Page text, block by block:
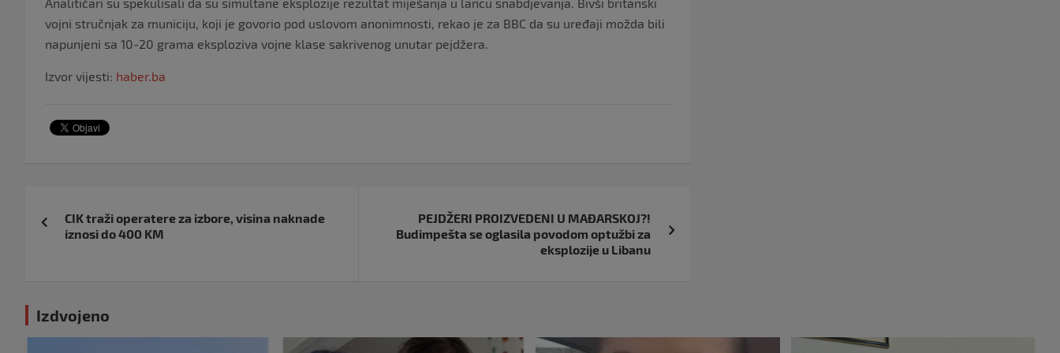
vojni stručnjak za municiju, koji je govorio pod uslovom anonimnosti, rekao je za BBC da su uređaji možda bili
napunjeni sa 10-20 grama eksploziva vojne klase sakrivenog unutar pejdžera.
Izvor vijesti: haber.ba
objava
CIK traži operatere za izbore, visina naknade
iznosi do 400 KM
PEJDŽERI PROIZVEDENI U MAĐARSKOJ?!
Budimpešta se oglasila povodom optužbi za
eksplozije u Libanu
Izdvojeno